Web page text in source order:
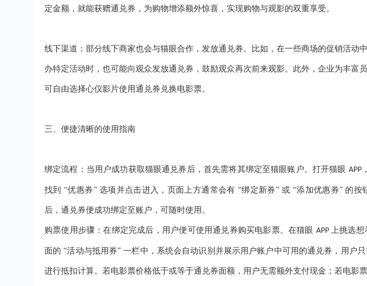
定金额，就能获赠通兑券，为购物增添额外惊喜，实现购物与观影的双重享受。
线下渠道：部分线下商家也会与猫眼合作，发放通兑券。比如，在一些商场的促销活动
办特定活动时，也可能向观众发放通兑券，鼓励观众再次前来观影。此外，企业为丰富
可自由选择心仪影片使用通兑券兑换电影票。
三、 便捷清晰的使用指南
绑定流程：当用户成功获取猫眼通兑券后，首先需将其绑定至猫眼账户。打开猫眼 APP
找到 “优惠券” 选项并点击进入，页面上方通常会有 “绑定新券” 或 “添加优惠券” 的
后，通兑券便成功绑定至账户，可随时使用。
购票使用步骤：在绑定完成后，用户便可使用通兑券购买电影票。在猫眼 APP上挑选想
面的 “活动与抵用券” 一栏中，系统会自动识别并展示用户账户中可用的通兑券，用户
进行抵扣计算。若电影票价格低于或等于通兑券面额，用户无需额外支付现金；若电影